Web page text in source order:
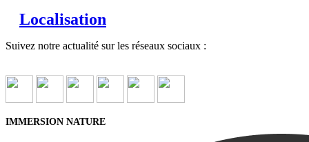
Localisation
Suivez notre actualité sur les réseaux sociaux :
IMMERSION NATURE